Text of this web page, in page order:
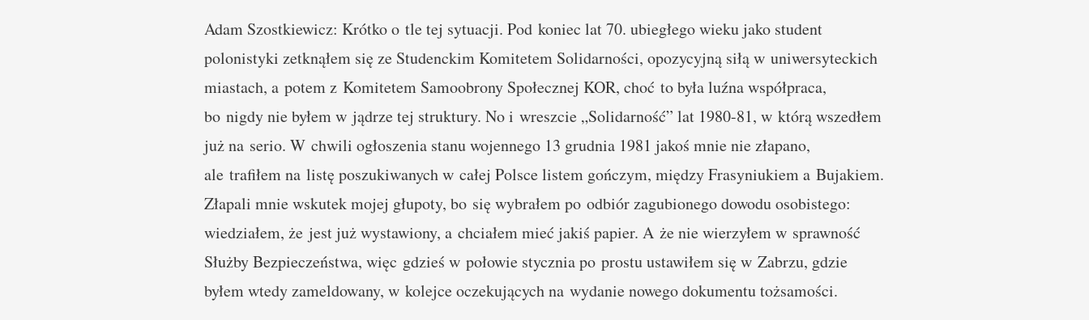
Adam Szostkiewicz: Krótko o tle tej sytuacji. Pod koniec lat 70. ubiegłego wieku jako student
polonistyki zetknąłem się ze Studenckim Komitetem Solidarności, opozycyjną siłą w uniwersyteckich
miastach, a potem z Komitetem Samoobrony Społecznej KOR, choć to była luźna współpraca,
bo nigdy nie byłem w jądrze tej struktury. No i wreszcie „Solidarność” lat 1980-81, w którą wszedłem
już na serio. W chwili ogłoszenia stanu wojennego 13 grudnia 1981 jakoś mnie nie złapano,
ale trafiłem na listę poszukiwanych w całej Polsce listem gończym, między Frasyniukiem a Bujakiem.
Złapali mnie wskutek mojej głupoty, bo się wybrałem po odbiór zagubionego dowodu osobistego:
wiedziałem, że jest już wystawiony, a chciałem mieć jakiś papier. A że nie wierzyłem w sprawność
Służby Bezpieczeństwa, więc gdzieś w połowie stycznia po prostu ustawiłem się w Zabrzu, gdzie
byłem wtedy zameldowany, w kolejce oczekujących na wydanie nowego dokumentu tożsamości.